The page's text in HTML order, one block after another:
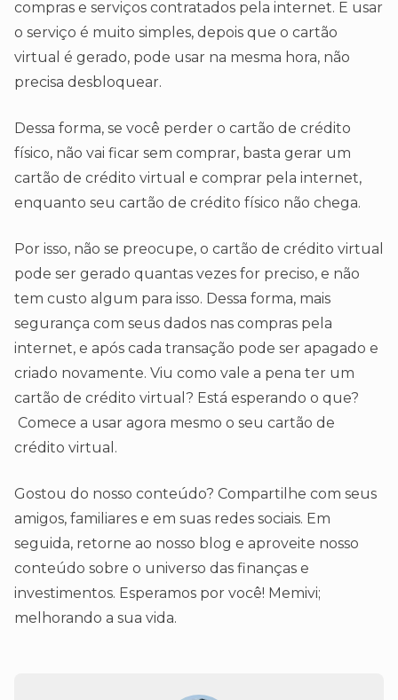
compras e serviços contratados pela internet. E usar
o serviço é muito simples, depois que o cartão
virtual é gerado, pode usar na mesma hora, não
precisa desbloquear.
Dessa forma, se você perder o cartão de crédito
físico, não vai ficar sem comprar, basta gerar um
cartão de crédito virtual e comprar pela internet,
enquanto seu cartão de crédito físico não chega.
Por isso, não se preocupe, o cartão de crédito virtual
pode ser gerado quantas vezes for preciso, e não
tem custo algum para isso. Dessa forma, mais
segurança com seus dados nas compras pela
internet, e após cada transação pode ser apagado e
criado novamente. Viu como vale a pena ter um
cartão de crédito virtual? Está esperando o que?
Comece a usar agora mesmo o seu cartão de
crédito virtual.
Gostou do nosso conteúdo? Compartilhe com seus
amigos, familiares e em suas redes sociais. Em
seguida, retorne ao nosso blog e aproveite nosso
conteúdo sobre o universo das finanças e
investimentos. Esperamos por você! Memivi;
melhorando a sua vida.